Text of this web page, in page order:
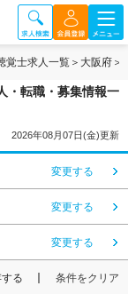
覚士求人一覧 大阪府
・転職・募集情報一
2026年08月07日(金)更新
変更する
変更する
変更する
る 条件をクリア